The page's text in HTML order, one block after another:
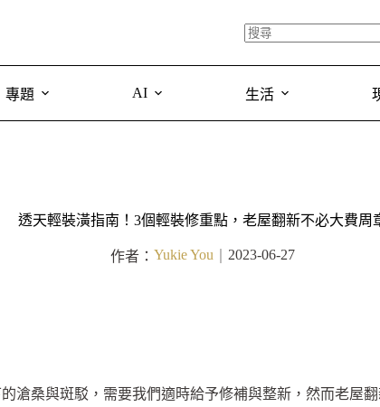
專題 AI 生活
透天輕裝潢指南！3個輕裝修重點，老屋翻新不必大費周
作者： Yukie You 2023-06-27
滄桑與斑駁，需要我們適時給予修補與整新，然而老屋